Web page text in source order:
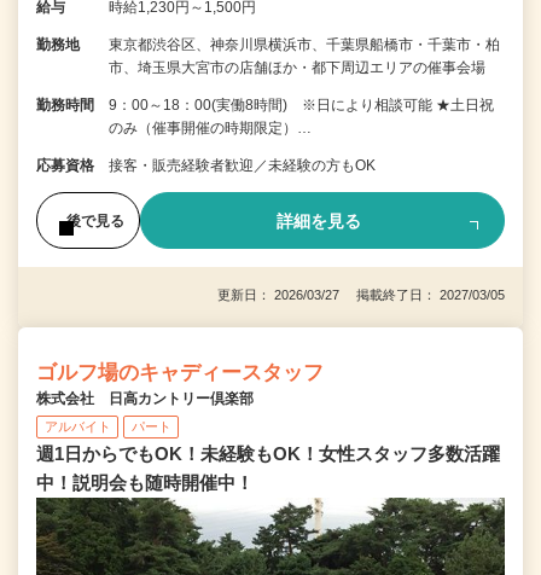
給与 時給1,230円～1,500円
勤務地
東京都渋谷区、神奈川県横浜市、千葉県船橋市・千葉市・柏
市、埼玉県大宮市の店舗ほか・都下周辺エリアの催事会場
勤務時間
9：00～18：00(実働8時間) ※日により相談可能 ★土日祝
のみ（催事開催の時期限定）…
応募資格 接客・販売経験者歓迎／未経験の方もOK
後で見る 詳細を見る
更新日： 2026/03/27 掲載終了日： 2027/03/05
ゴルフ場のキャディースタッフ
株式会社 日高カントリー倶楽部
アルバイト パート
週1日からでもOK！未経験もOK！女性スタッフ多数活躍
中！説明会も随時開催中！